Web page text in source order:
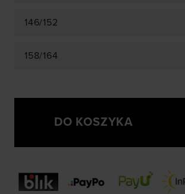
146/152
158/164
DO KOSZYKA